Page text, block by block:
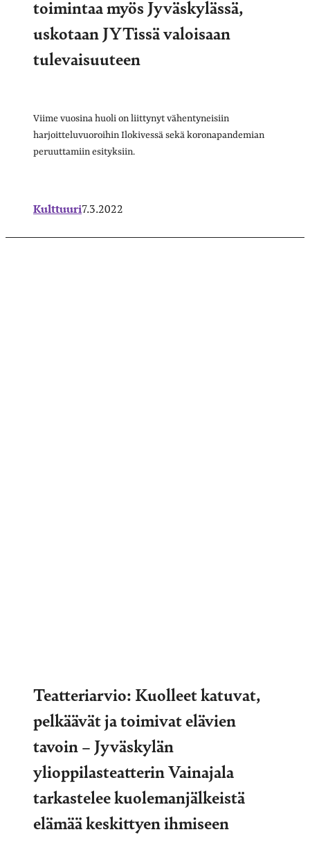
toimintaa myös Jyväskylässä,
uskotaan JYTissä valoisaan
tulevaisuuteen
Viime vuosina huoli on liittynyt vähentyneisiin
harjoitteluvuoroihin Ilokivessä sekä koronapandemian
peruuttamiin esityksiin.
Kulttuuri7.3.2022
Teatteriarvio: Kuolleet katuvat,
pelkäävät ja toimivat elävien
tavoin – Jyväskylän
ylioppilasteatterin Vainajala
tarkastelee kuolemanjälkeistä
elämää keskittyen ihmiseen